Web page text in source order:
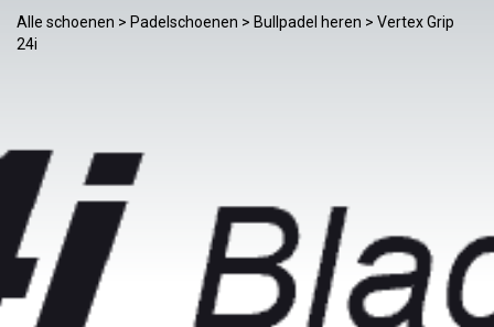
Alle schoenen > Padelschoenen > Bullpadel heren > Vertex Grip
24i